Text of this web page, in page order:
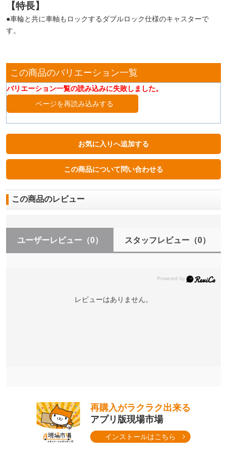
【特長】
●車輪と共に車軸もロックするダブルロック仕様のキャスターで
す。
この商品のバリエーション一覧
バリエーション一覧の読み込みに失敗しました。
ページを再読み込みする
この商品のレビュー
ユーザーレビュー （0） スタッフレビュー（0）
レビューはありません。
再購入がラクラク出来る
アプリ版現場市場
インストールはこちら